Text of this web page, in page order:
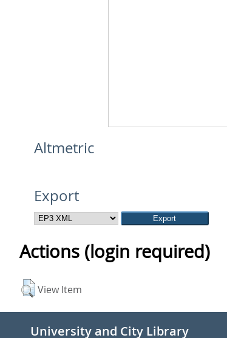
Altmetric
Export
Actions (login required)
View Item
University and City Library